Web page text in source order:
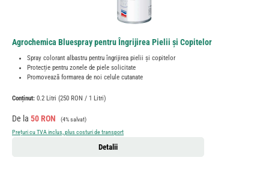
Agrochemica Bluespray pentru Îngrijirea Pielii și Copitelor
Spray colorant albastru pentru îngrijirea pielii și copitelor
Protecție pentru zonele de piele solicitate
Promovează formarea de noi celule cutanate
Conținut: 0.2 Litri (250 RON / 1 Litri)
Preț de vânzare:
De la 50 RON Preț obișnuit:
(4% salvat)
Prețuri cu TVA inclus, plus costuri de transport
Detalii